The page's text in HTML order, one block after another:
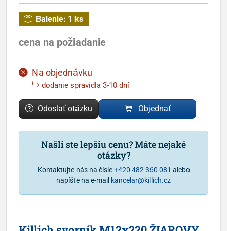
Balenie: 1 ks
cena na požiadanie
Na objednávku
dodanie spravidla 3-10 dní
Odoslať otázku Objednať
Našli ste lepšiu cenu? Máte nejaké
otázky?
Kontaktujte nás na čísle+420 482 360 081 alebo
napíšte na e-mail kancelar@killich.cz